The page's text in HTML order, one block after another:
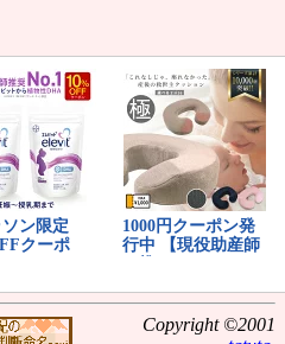
Copyright ©2001